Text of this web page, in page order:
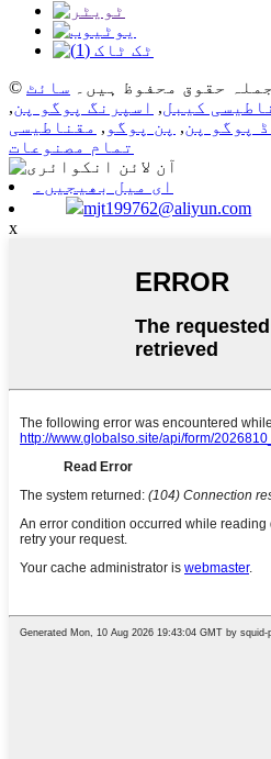
سائٹ
کیبل, اسپرنگ پوگو پن,
پوگو پن, پن پوگو ,
تمام مصنوعات
ای میل بھیجیں۔
mjt199762@aliyun.com
x